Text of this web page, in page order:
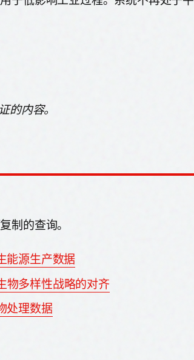
的内容。
制的查询。
能源生产数据
物多样性战略的对齐
处理数据